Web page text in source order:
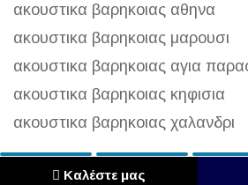
ακουστικα βαρηκοιας αθηνα
ακουστικα βαρηκοιας μαρουσι
ακουστικα βαρηκοιας αγια
ακουστικα βαρηκοιας κηφισια
ακουστικα βαρηκοιας χαλανδρι
Καλέστε μας